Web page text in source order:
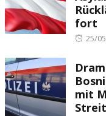
fort
25/
mit